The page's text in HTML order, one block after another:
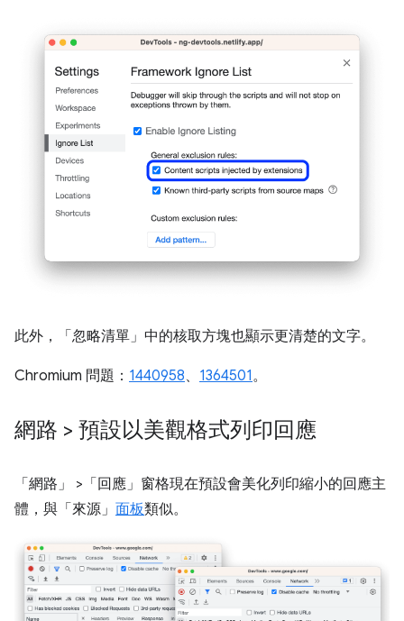
此外，「忽略清單」 中的核取方塊也顯示更清楚的文字。
Chromium 問題： 1440958、 1364501。
網路 > 預設以美觀格式列印回應
「網路」 >「回應」 窗格現在預設會美化列印縮小的回應主
體，與「來源」 面板類似。